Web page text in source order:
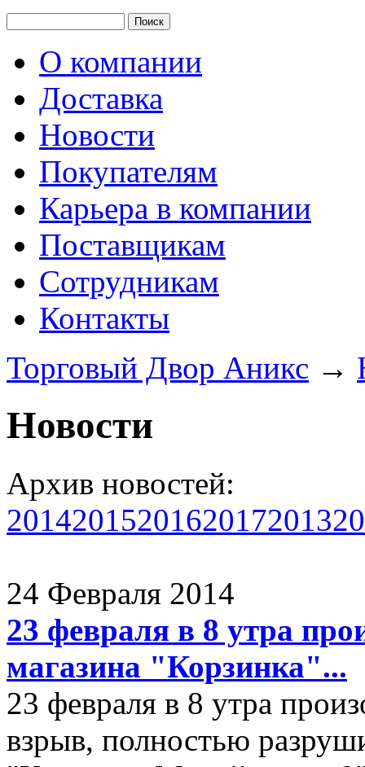
О компании
Доставка
Новости
Покупателям
Карьера в компании
Поставщикам
Сотрудникам
Контакты
Торговый Двор Аникс →
Новости
Архив новостей:
20142015201620172013
24 Февраля 2014
23 февраля в 8 утра
магазина "Корзинка"...
23 февраля в 8 утра
взрыв, полностью